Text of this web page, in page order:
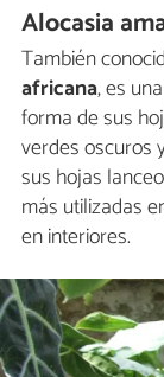
Alocasia
También
africana, es
forma de sus
verdes oscuros
sus hojas
más utilizadas
en interiores.